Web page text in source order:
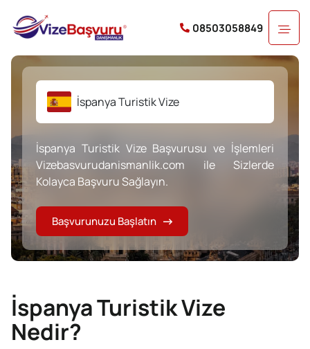
08503058849
İspanya Turistik Vize
İspanya Turistik Vize Başvurusu ve İşlemleri
Vizebasvurudanismanlik.com ile Sizlerde
Kolayca Başvuru Sağlayın.
Başvurunuzu Başlatın
İspanya Turistik Vize
Nedir?